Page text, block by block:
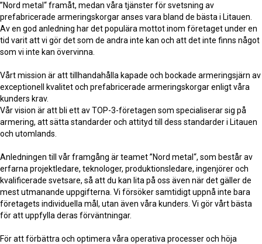
”Nord metal“ framåt, medan våra tjänster för svetsning av
prefabricerade armeringskorgar anses vara bland de bästa i Litauen.
Av en god anledning har det populära mottot inom företaget under en
tid varit att vi gör det som de andra inte kan och att det inte finns något
som vi inte kan övervinna.
Vårt mission är att tillhandahålla kapade och bockade armeringsjärn av
exceptionell kvalitet och prefabricerade armeringskorgar enligt våra
kunders krav.
Vår vision är att bli ett av TOP-3-företagen som specialiserar sig på
armering, att sätta standarder och attityd till dess standarder i Litauen
och utomlands.
Anledningen till vår framgång är teamet ”Nord metal“, som består av
erfarna projektledare, teknologer, produktionsledare, ingenjörer och
kvalificerade svetsare, så att du kan lita på oss även när det gäller de
mest utmanande uppgifterna. Vi försöker samtidigt uppnå inte bara
företagets individuella mål, utan även våra kunders. Vi gör vårt bästa
för att uppfylla deras förväntningar.
För att förbättra och optimera våra operativa processer och höja